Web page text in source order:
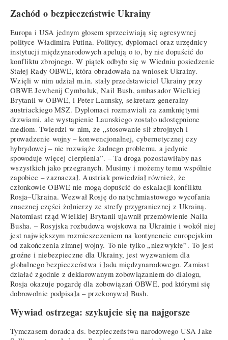
Zachód o bezpieczeństwie Ukrainy
Europa i USA jednym głosem sprzeciwiają się agresywnej
polityce Władimira Putina. Politycy, dyplomaci oraz urzędnicy
instytucji międzynarodowych apelują o to, by nie dopuścić do
konfliktu zbrojnego. W piątek odbyło się w Wiedniu posiedzenie
Stałej Rady OBWE, która obradowała na wniosek Ukrainy.
Wzięli w nim udział m.in. stały przedstawiciel Ukrainy przy
OBWE Jewhenij Cymbaluk, Nail Bush, ambasador Wielkiej
Brytanii w OBWE, i Peter Launsky, sekretarz generalny
austriackiego MSZ. Dyplomaci rozmawiali za zamkniętymi
drzwiami, ale wystąpienie Launskiego zostało udostępnione
mediom. Twierdzi w nim, że „stosowanie sił zbrojnych i
prowadzenie wojny – konwencjonalnej, cybernetycznej czy
hybrydowej – nie rozwiąże żadnego problemu, a jedynie
spowoduje więcej cierpienia”. – Ta droga pozostawiłaby nas
wszystkich jako przegranych. Musimy i możemy temu wspólnie
zapobiec – zaznaczał. Austriak powiedział również, że
członkowie OBWE nie mogą dopuścić do eskalacji konfliktu
Rosja–Ukraina. Wezwał Rosję do natychmiastowego wycofania
znacznej części żołnierzy ze strefy przygranicznej z Ukrainą.
Natomiast rząd Wielkiej Brytanii ujawnił przemówienie Naila
Busha. – Rosyjska rozbudowa wojskowa na Ukrainie i wokół niej
jest największym rozmieszczeniem na kontynencie europejskim
od zakończenia zimnej wojny. To nie tylko „niezwykłe”. To jest
groźne i niebezpieczne dla Ukrainy, jest wyzwaniem dla
globalnego bezpieczeństwa i ładu międzynarodowego. Zamiast
działać zgodnie z deklarowanym zobowiązaniem do dialogu,
Rosja okazuje pogardę dla zobowiązań OBWE, pod którymi się
dobrowolnie podpisała – przekonywał Bush.
Wywiad ostrzega: szykujcie się na najgorsze
Tymczasem doradca ds. bezpieczeństwa narodowego USA Jake